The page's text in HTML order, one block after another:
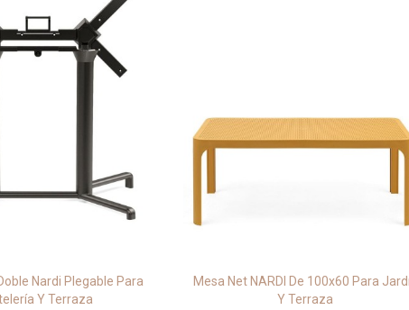
Nardi Plegable Para
Y Terraza
Mesa Net NARDI De 100x60 Para
Y Terraza